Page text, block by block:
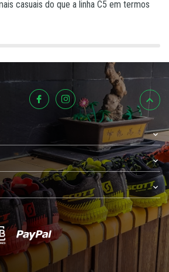
casuais do que a linha C5 em termos